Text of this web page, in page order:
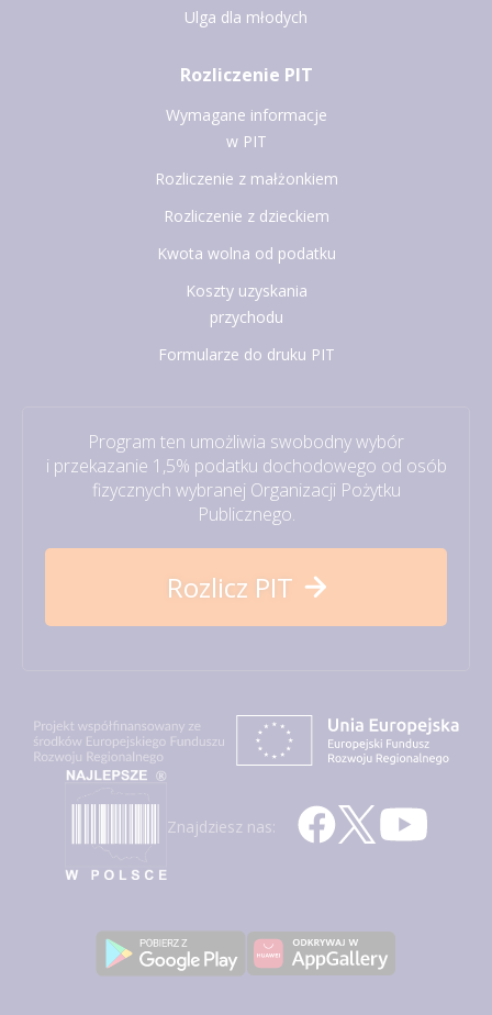
Ulga dla młodych
Rozliczenie PIT
Wymagane informacje
w PIT
Rozliczenie z małżonkiem
Rozliczenie z dzieckiem
Kwota wolna od podatku
Koszty uzyskania
przychodu
Formularze do druku PIT
Program ten umożliwia swobodny wybór
i przekazanie 1,5% podatku dochodowego od osób
fizycznych wybranej Organizacji Pożytku
Publicznego.
Rozlicz PIT
Znajdziesz nas: